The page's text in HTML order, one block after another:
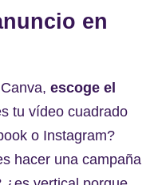
en
escoge el
tu vídeo cuadrado
o Instagram?
hacer una campaña